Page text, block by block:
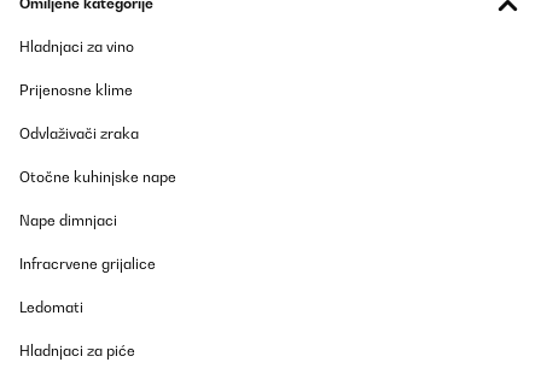
Hladnjaci za vino
Prijenosne klime
Odvlaživači zraka
Otočne kuhinjske nape
Nape dimnjaci
Infracrvene grijalice
Ledomati
Hladnjaci za piće